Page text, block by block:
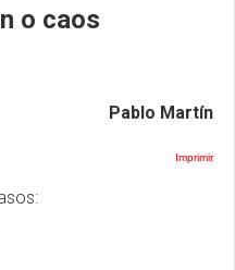
o caos
Pablo Martín
Imprimir